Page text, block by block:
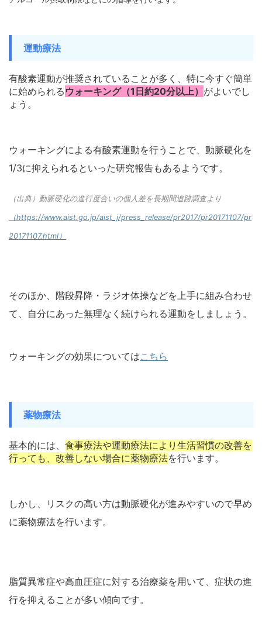
運動療法
有酸素運動が推奨されていることが多く、特に今すぐ簡単
に始められる ウォーキング（1日約20分以上） がよいでし
ょう。
ウォーキングによる有酸素運動を行うことで、動脈硬化を
1/3に抑えられるといった研究報告もあるようです。
（出典）動脈硬化の進行度合いの個人差を長期間追跡調査より
（https://www.aist.go.jp/aist_j/press_release/pr2017/pr20171107/pr
20171107.html）
そのほか、階段昇降・ラジオ体操などを上手に組み合わせ
て、自分にあった無理なく続けられる運動をしましょう。
ウォーキングの効果についてはこちら
薬物療法
基本的には、 食事療法や運動療法により生活習慣の改善を
行っても、改善しない場合に薬物療法を行います。
しかし、リスクの高い方は動脈硬化が進みやすいので早め
に薬物療法を行います。
脂質異常症や高血圧症に対する治療薬を用いて、症状の進
行を抑えることが多い傾向です。